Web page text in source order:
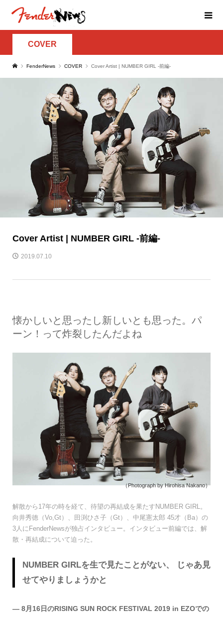
COVER
FenderNews COVER Cover Artist | NUMBER GIRL -前編-
Cover Artist | NUMBER GIRL -前編-
2019.07.10
懐かしいと思ったし新しいとも思った。パ
ーン！って炸裂したんだよね
（Photograph by Hirohisa Nakano）
解散から17年の時を経て、待望の再結成を果たすNUMBER GIRL。
向井秀徳（Vo,Gt）、田渕ひさ子（Gt）、中尾憲太郎 45才（Ba）の
3人にFenderNewsが独占インタビュー。インタビュー前編では、解
散・再結成について迫った。
NUMBER GIRLを生で見たことがない、 じゃあ見
せてやりましょうかと
― 8月16日のRISING SUN ROCK FESTIVAL 2019 in EZOでの